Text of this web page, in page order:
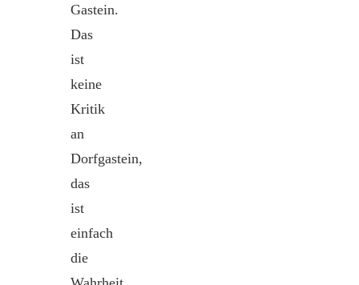
Gastein.
Das
ist
keine
Kritik
an
Dorfgastein,
das
ist
einfach
die